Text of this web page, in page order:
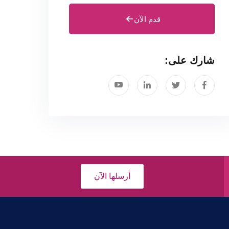
قدم الآن
شارك على:
أرسلها الآن